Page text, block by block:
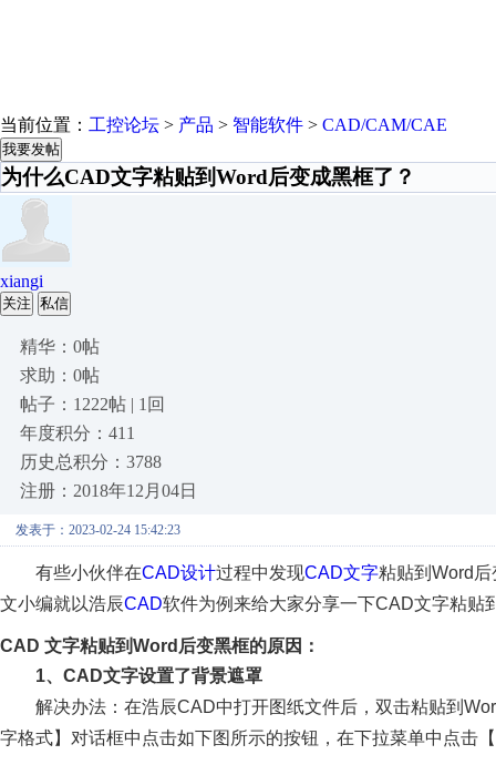
当前位置： 工控论坛 > 产品 > 智能软件 > CAD/CAM/CAE
我要发帖
为什么CAD文字粘贴到Word后变成黑框了？
xiangi
关注 私信
精华：0帖
求助：0帖
帖子：1222帖 | 1回
年度积分：411
历史总积分：3788
注册：2018年12月04日
发表于：2023-02-24 15:42:23
有些小伙伴在CAD设计过程中发现CAD文字粘贴到Word
文小编就以浩辰CAD软件为例来给大家分享一下CAD文字粘贴
CAD 文字粘贴到Word后变黑框的原因：
1、CAD文字设置了背景遮罩
解决办法：在浩辰CAD中打开图纸文件后，双击粘贴到
字格式】对话框中点击如下图所示的按钮，在下拉菜单中点击